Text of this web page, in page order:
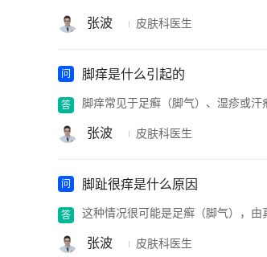
张波 皮肤科医生
脚痒是什么引起的
脚痒常见于足癣（脚气）、湿疹或
张波 皮肤科医生
脚趾很痒是什么原因
这种情况很可能是足癣（脚气），
张波 皮肤科医生